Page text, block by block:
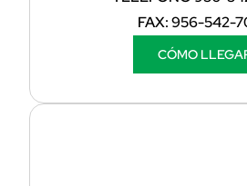
FAX:956-542-
CÓMO